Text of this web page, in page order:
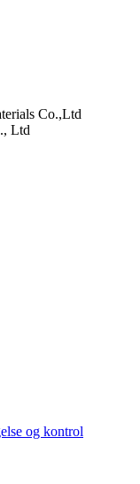
Co.,Ltd
Ltd
og kontrol